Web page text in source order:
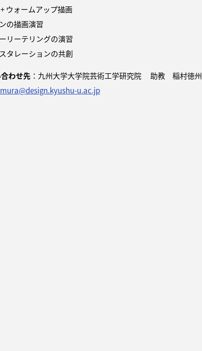
ウォームアップ描画
の描画演習
リーテリングの演習
タレーションの共創
わせ先 ：九州大学大学院芸術工学研究院 助教 稲村徳州
u.ac.jp